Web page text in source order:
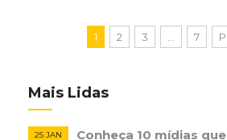
1 2 3 … 7
Mais Lidas
25 JAN
Conheça 10 mídias